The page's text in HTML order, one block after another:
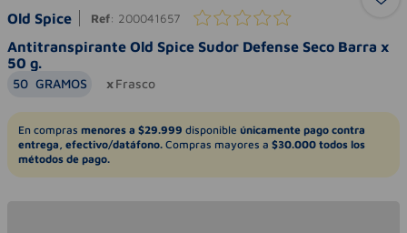
Old Spice Ref: 200041657
Antitranspirante Old Spice Sudor Defense Seco Barra x
50 g.
50 GRAMOS Frasco
En compras menores a $29.999 disponible únicamente pago contra
entrega, efectivo/datáfono. Compras mayores a $30.000 todos los
métodos de pago.